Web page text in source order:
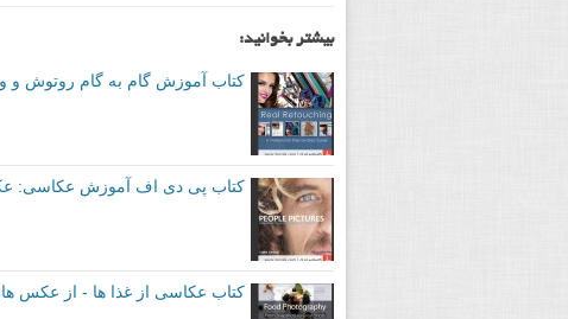
بیشتر بخوانید:
کتاب آموزش گام به گام روتوش
کتاب پی دی اف آموزش عکاسی: عکس های
کتاب عکاسی از غذا ها - از عکس